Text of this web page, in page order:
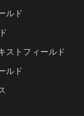
ルド
ストフィールド
ルド